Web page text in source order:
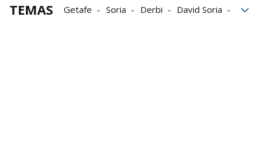
TEMAS Getafe Soria Derbi
David Soria